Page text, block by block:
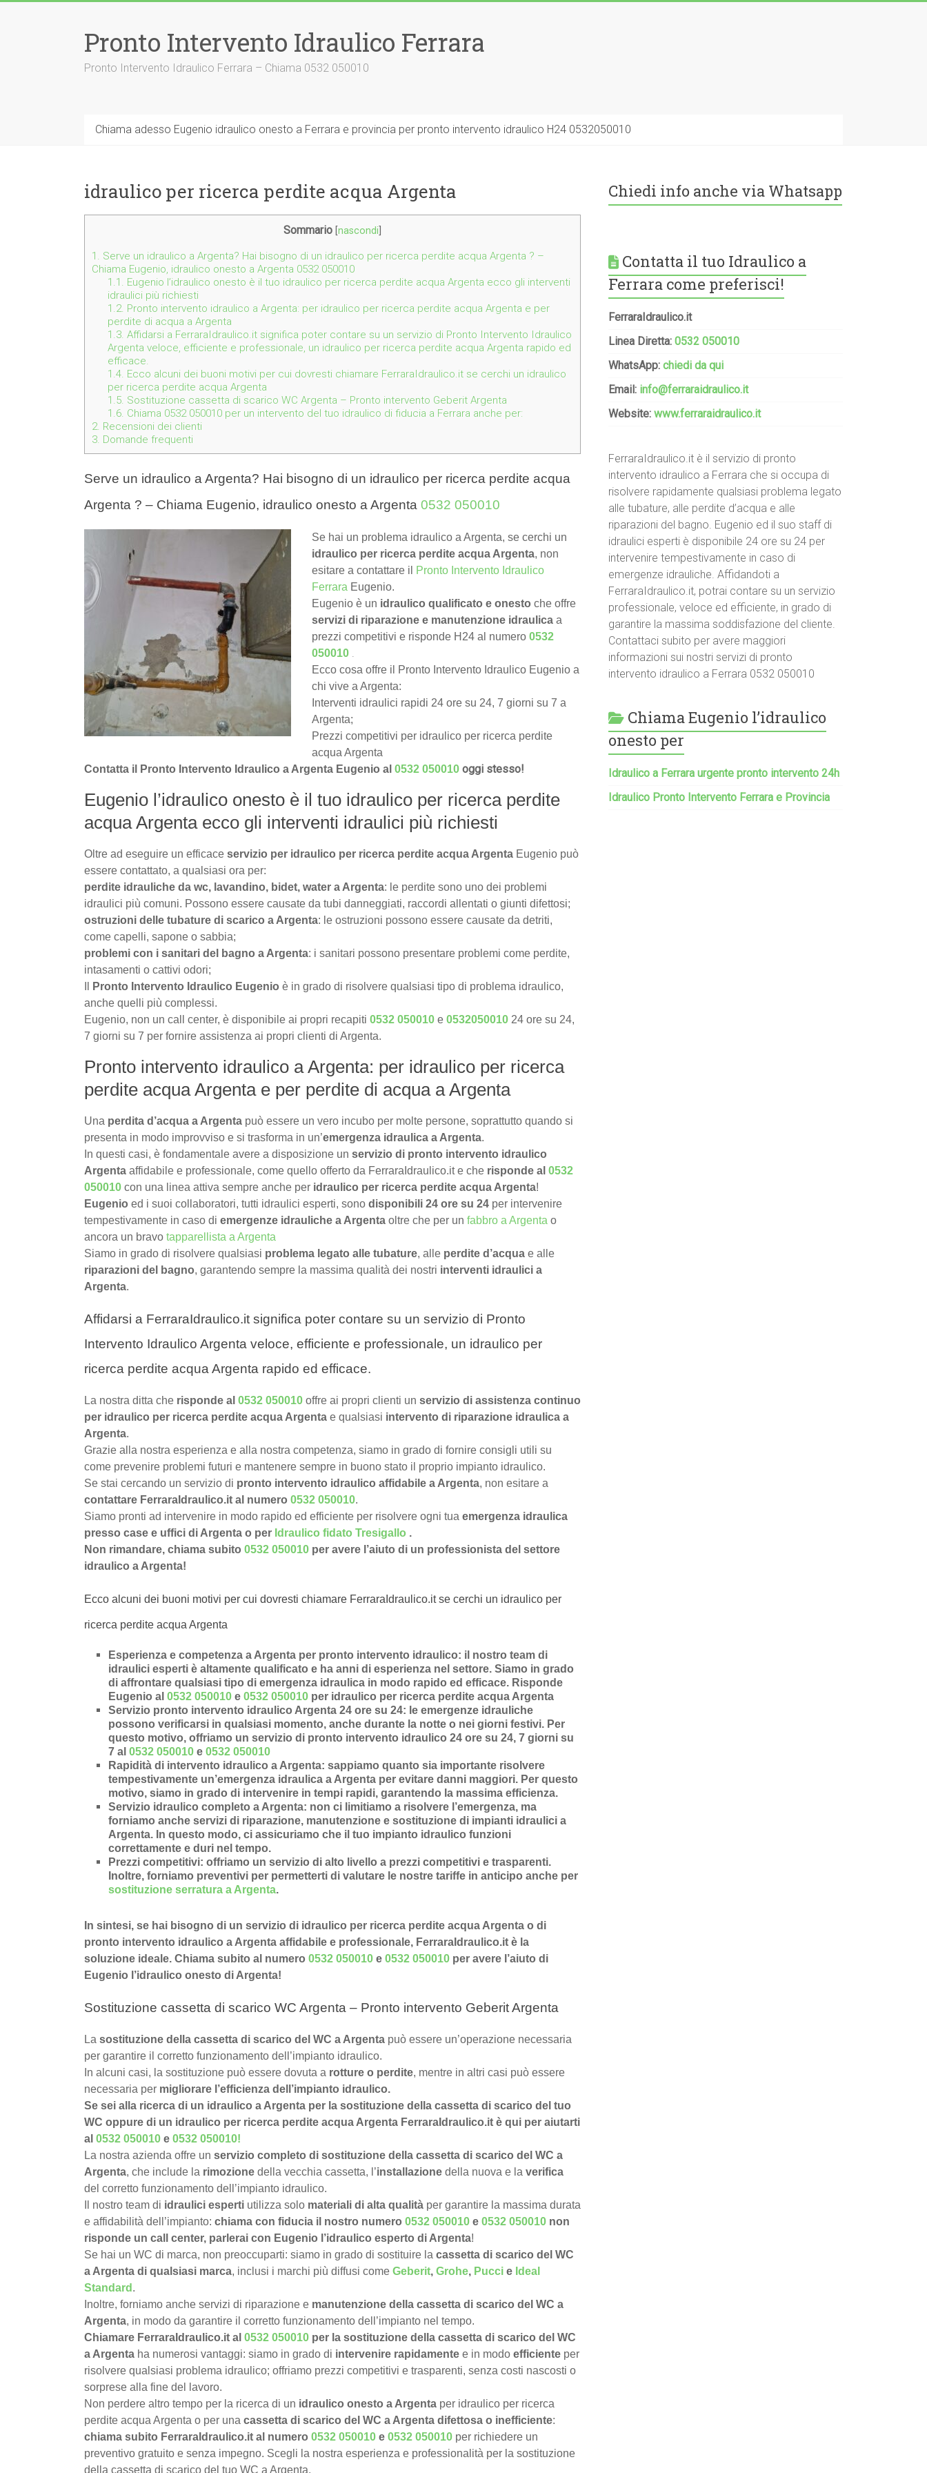
Pronto Intervento Idraulico Ferrara
Pronto Intervento Idraulico Ferrara – Chiama 0532 050010
Chiama adesso Eugenio idraulico onesto a Ferrara e provincia per pronto intervento idraulico H24 0532050010
idraulico per ricerca perdite acqua Argenta
Sommario nascondi
1. Serve un idraulico a Argenta? Hai bisogno di un idraulico per ricerca perdite acqua Argenta ? –
Chiama Eugenio, idraulico onesto a Argenta 0532 050010
1.1. Eugenio l’idraulico onesto è il tuo idraulico per ricerca perdite acqua Argenta ecco gli interventi
idraulici più richiesti
1.2. Pronto intervento idraulico a Argenta: per idraulico per ricerca perdite acqua Argenta e per
perdite di acqua a Argenta
1.3. Affidarsi a FerraraIdraulico.it significa poter contare su un servizio di Pronto Intervento Idraulico
Argenta veloce, efficiente e professionale, un idraulico per ricerca perdite acqua Argenta rapido ed
efficace.
1.4. Ecco alcuni dei buoni motivi per cui dovresti chiamare FerraraIdraulico.it se cerchi un idraulico
per ricerca perdite acqua Argenta
1.5. Sostituzione cassetta di scarico WC Argenta – Pronto intervento Geberit Argenta
1.6. Chiama 0532 050010 per un intervento del tuo idraulico di fiducia a Ferrara anche per:
2. Recensioni dei clienti
3. Domande frequenti
Serve un idraulico a Argenta? Hai bisogno di un idraulico per ricerca perdite acqua
Argenta ? – Chiama Eugenio, idraulico onesto a Argenta 0532 050010
Se hai un problema idraulico a Argenta, se cerchi un
idraulico per ricerca perdite acqua Argenta, non
esitare a contattare il
Pronto Intervento Idraulico
Ferrara Eugenio.
Eugenio è un idraulico qualificato e onesto che offre
servizi di riparazione e manutenzione idraulica a
prezzi competitivi e risponde H24 al numero 0532
050010 .
Ecco cosa offre il Pronto Intervento Idraulico Eugenio a
chi vive a Argenta:
Interventi idraulici rapidi 24 ore su 24, 7 giorni su 7 a
Argenta;
Prezzi competitivi per idraulico per ricerca perdite
acqua Argenta
Contatta il Pronto Intervento Idraulico a Argenta Eugenio al 0532 050010 oggi stesso!
Eugenio l’idraulico onesto è il tuo idraulico per ricerca perdite
acqua Argenta ecco gli interventi idraulici più richiesti
Oltre ad eseguire un efficace servizio per idraulico per ricerca perdite acqua Argenta Eugenio può
essere contattato, a qualsiasi ora per:
perdite idrauliche da wc, lavandino, bidet, water a Argenta: le perdite sono uno dei problemi
idraulici più comuni. Possono essere causate da tubi danneggiati, raccordi allentati o giunti difettosi;
ostruzioni delle tubature di scarico a Argenta: le ostruzioni possono essere causate da detriti,
come capelli, sapone o sabbia;
problemi con i sanitari del bagno a Argenta: i sanitari possono presentare problemi come perdite,
intasamenti o cattivi odori;
Pronto Intervento Idraulico Eugenio è in grado di risolvere qualsiasi tipo di problema idraulico,
anche quelli più complessi.
Eugenio, non un call center, è disponibile ai propri recapiti 0532 050010 e 0532050010 24 ore su 24,
7 giorni su 7 per fornire assistenza ai propri clienti di Argenta.
Pronto intervento idraulico a Argenta: per idraulico per ricerca
perdite acqua Argenta e per perdite di acqua a Argenta
Una perdita d’acqua a Argenta può essere un vero incubo per molte persone, soprattutto quando si
presenta in modo improvviso e si trasforma in un’emergenza idraulica a Argenta.
In questi casi, è fondamentale avere a disposizione un servizio di pronto intervento idraulico
Argenta affidabile e professionale, come quello offerto da FerraraIdraulico.it e che risponde al 0532
050010 con una linea attiva sempre anche per idraulico per ricerca perdite acqua Argenta!
Eugenio ed i suoi collaboratori, tutti idraulici esperti, sono disponibili 24 ore su 24 per intervenire
tempestivamente in caso di emergenze idrauliche a Argenta oltre che per un fabbro a Argenta o
ancora un bravo tapparellista a Argenta
Siamo in grado di risolvere qualsiasi problema legato alle tubature, alle perdite d’acqua e alle
riparazioni del bagno, garantendo sempre la massima qualità dei nostri interventi idraulici a
Argenta.
Affidarsi a FerraraIdraulico.it significa poter contare su un servizio di Pronto
Intervento Idraulico Argenta veloce, efficiente e professionale, un idraulico per
ricerca perdite acqua Argenta rapido ed efficace.
La nostra ditta che risponde al 0532 050010 offre ai propri clienti un servizio di assistenza continuo
per idraulico per ricerca perdite acqua Argenta e qualsiasi intervento di riparazione idraulica a
Argenta.
Grazie alla nostra esperienza e alla nostra competenza, siamo in grado di fornire consigli utili su
come prevenire problemi futuri e mantenere sempre in buono stato il proprio impianto idraulico.
Se stai cercando un servizio di pronto intervento idraulico affidabile a Argenta, non esitare a
contattare FerraraIdraulico.it al numero 0532 050010.
Siamo pronti ad intervenire in modo rapido ed efficiente per risolvere ogni tua emergenza idraulica
presso case e uffici di Argenta o per Idraulico fidato Tresigallo .
Non rimandare, chiama subito 0532 050010 per avere l’aiuto di un professionista del settore
idraulico a Argenta!
Ecco alcuni dei buoni motivi per cui dovresti chiamare FerraraIdraulico.it se cerchi un idraulico per
ricerca perdite acqua Argenta
Esperienza e competenza a Argenta per pronto intervento idraulico: il nostro team di
idraulici esperti è altamente qualificato e ha anni di esperienza nel settore. Siamo in grado
di affrontare qualsiasi tipo di emergenza idraulica in modo rapido ed efficace. Risponde
Eugenio al 0532 050010 e 0532 050010 per idraulico per ricerca perdite acqua Argenta
Servizio pronto intervento idraulico Argenta 24 ore su 24: le emergenze idrauliche
possono verificarsi in qualsiasi momento, anche durante la notte o nei giorni festivi. Per
questo motivo, offriamo un servizio di pronto intervento idraulico 24 ore su 24, 7 giorni su
7 al 0532 050010 e 0532 050010
Rapidità di intervento idraulico a Argenta: sappiamo quanto sia importante risolvere
tempestivamente un’emergenza idraulica a Argenta per evitare danni maggiori. Per questo
motivo, siamo in grado di intervenire in tempi rapidi, garantendo la massima efficienza.
Servizio idraulico completo a Argenta: non ci limitiamo a risolvere l’emergenza, ma
forniamo anche servizi di riparazione, manutenzione e sostituzione di impianti idraulici a
Argenta. In questo modo, ci assicuriamo che il tuo impianto idraulico funzioni
correttamente e duri nel tempo.
Prezzi competitivi: offriamo un servizio di alto livello a prezzi competitivi e trasparenti.
Inoltre, forniamo preventivi per permetterti di valutare le nostre tariffe in anticipo anche per
sostituzione serratura a Argenta.
In sintesi, se hai bisogno di un servizio di idraulico per ricerca perdite acqua Argenta o di
pronto intervento idraulico a Argenta affidabile e professionale, FerraraIdraulico.it è la
soluzione ideale. Chiama subito al numero 0532 050010 e 0532 050010 per avere l’aiuto di
Eugenio l’idraulico onesto di Argenta!
Sostituzione cassetta di scarico WC Argenta – Pronto intervento Geberit Argenta
La sostituzione della cassetta di scarico del WC a Argenta può essere un’operazione necessaria
per garantire il corretto funzionamento dell’impianto idraulico.
In alcuni casi, la sostituzione può essere dovuta a rotture o perdite, mentre in altri casi può essere
necessaria per migliorare l’efficienza dell’impianto idraulico.
Se sei alla ricerca di un idraulico a Argenta per la sostituzione della cassetta di scarico del tuo
WC oppure di un idraulico per ricerca perdite acqua Argenta FerraraIdraulico.it è qui per aiutarti
al 0532 050010 e 0532 050010!
La nostra azienda offre un servizio completo di sostituzione della cassetta di scarico del WC a
Argenta, che include la rimozione della vecchia cassetta, l’installazione della nuova e la verifica
del corretto funzionamento dell’impianto idraulico.
Il nostro team di idraulici esperti utilizza solo materiali di alta qualità per garantire la massima durata
e affidabilità dell’impianto: chiama con fiducia il nostro numero 0532 050010 e 0532 050010 non
risponde un call center, parlerai con Eugenio l’idraulico esperto di Argenta!
Se hai un WC di marca, non preoccuparti: siamo in grado di sostituire la cassetta di scarico del WC
a Argenta di qualsiasi marca, inclusi i marchi più diffusi come Geberit, Grohe, Pucci e Ideal
Standard .
Inoltre, forniamo anche servizi di riparazione e manutenzione della cassetta di scarico del WC a
Argenta, in modo da garantire il corretto funzionamento dell’impianto nel tempo.
Chiamare FerraraIdraulico.it al 0532 050010 per la sostituzione della cassetta di scarico del WC
a Argenta ha numerosi vantaggi: siamo in grado di intervenire rapidamente e in modo efficiente per
risolvere qualsiasi problema idraulico; offriamo prezzi competitivi e trasparenti, senza costi nascosti o
sorprese alla fine del lavoro.
Non perdere altro tempo per la ricerca di un idraulico onesto a Argenta per idraulico per ricerca
perdite acqua Argenta o per una cassetta di scarico del WC a Argenta difettosa o inefficiente:
chiama subito FerraraIdraulico.it al numero 0532 050010 e 0532 050010 per richiedere un
preventivo gratuito e senza impegno. Scegli la nostra esperienza e professionalità per la sostituzione
della cassetta di scarico del tuo WC a Argenta.
Chiedi info anche via Whatsapp
Contatta il tuo Idraulico a
Ferrara come preferisci!
FerraraIdraulico.it
Linea Diretta:0532 050010
WhatsApp:chiedi da qui
Email: info@ferraraidraulico.it
Website:www.ferraraidraulico.it
FerraraIdraulico.it è il servizio di pronto
intervento idraulico a Ferrara che si occupa di
risolvere rapidamente qualsiasi problema legato
alle tubature, alle perdite d’acqua e alle
riparazioni del bagno. Eugenio ed il suo staff di
idraulici esperti è disponibile 24 ore su 24 per
intervenire tempestivamente in caso di
emergenze idrauliche. Affidandoti a
FerraraIdraulico.it, potrai contare su un servizio
professionale, veloce ed efficiente, in grado di
garantire la massima soddisfazione del cliente.
Contattaci subito per avere maggiori
informazioni sui nostri servizi di pronto
intervento idraulico a Ferrara 0532 050010
Chiama Eugenio l’idraulico
onesto per
Idraulico a Ferrara urgente pronto intervento 24h
Idraulico Pronto Intervento Ferrara e Provincia